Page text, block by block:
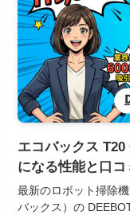
エコバックス
になる性能と口
最新のロボット掃除
バックス）の